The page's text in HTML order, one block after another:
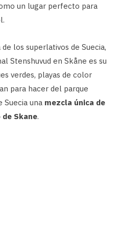
un lugar perfecto para
los superlativos de Suecia,
Stenshuvud en Skåne es su
verdes, playas de color
para hacer del parque
Suecia una mezcla única de
Skane.